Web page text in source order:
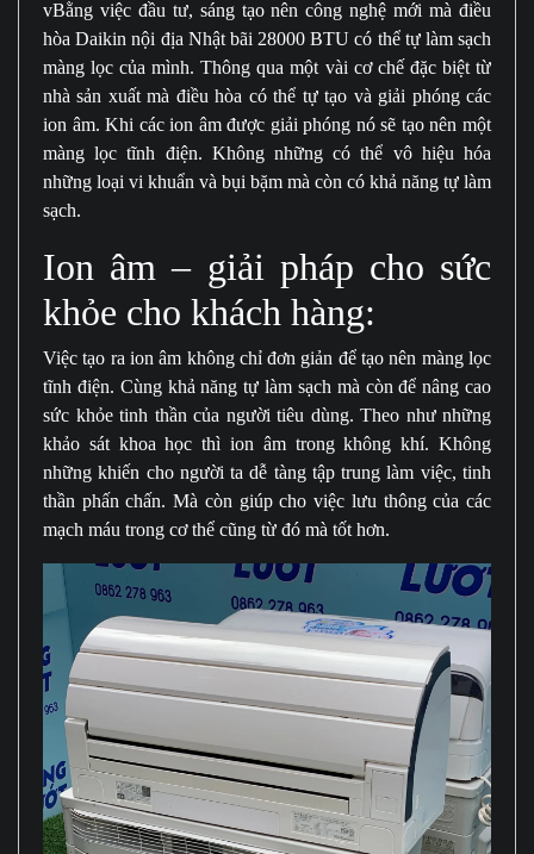
vBằng việc đầu tư, sáng tạo nên công nghệ mới mà điều
hòa Daikin nội địa Nhật bãi 28000 BTU có thể tự làm sạch
màng lọc của mình. Thông qua một vài cơ chế đặc biệt từ
nhà sản xuất mà điều hòa có thể tự tạo và giải phóng các
ion âm. Khi các ion âm được giải phóng nó sẽ tạo nên một
màng lọc tĩnh điện. Không những có thể vô hiệu hóa
những loại vi khuẩn và bụi bặm mà còn có khả năng tự làm
sạch.
Ion âm – giải pháp cho sức
khỏe cho khách hàng:
Việc tạo ra ion âm không chỉ đơn giản để tạo nên màng lọc
tĩnh điện. Cùng khả năng tự làm sạch mà còn để nâng cao
sức khỏe tinh thần của người tiêu dùng. Theo như những
khảo sát khoa học thì ion âm trong không khí. Không
những khiến cho người ta dễ tàng tập trung làm việc, tinh
thần phấn chấn. Mà còn giúp cho việc lưu thông của các
mạch máu trong cơ thể cũng từ đó mà tốt hơn.